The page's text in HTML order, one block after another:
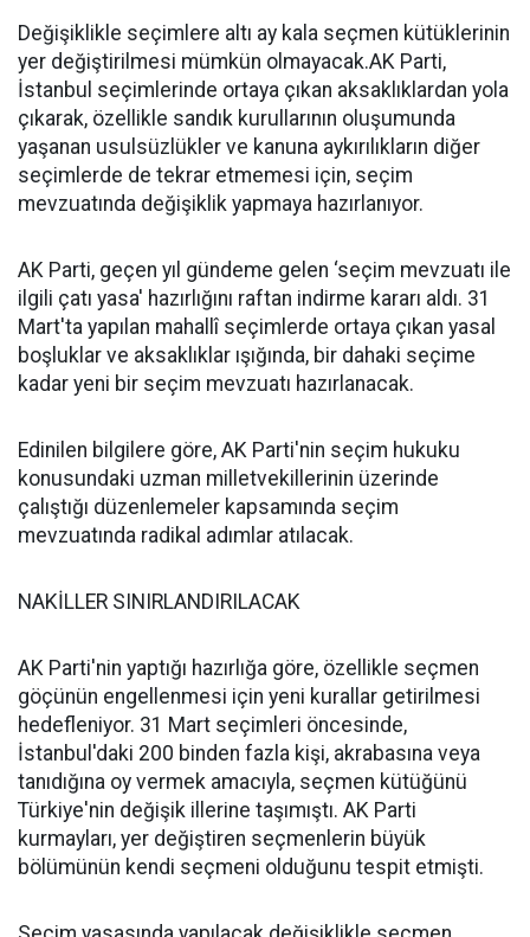
Değişiklikle seçimlere altı ay kala seçmen kütüklerinin
yer değiştirilmesi mümkün olmayacak.AK Parti,
İstanbul seçimlerinde ortaya çıkan aksaklıklardan yola
çıkarak, özellikle sandık kurullarının oluşumunda
yaşanan usulsüzlükler ve kanuna aykırılıkların diğer
seçimlerde de tekrar etmemesi için, seçim
mevzuatında değişiklik yapmaya hazırlanıyor.
AK Parti, geçen yıl gündeme gelen ‘seçim mevzuatı ile
ilgili çatı yasa' hazırlığını raftan indirme kararı aldı. 31
Mart'ta yapılan mahallî seçimlerde ortaya çıkan yasal
boşluklar ve aksaklıklar ışığında, bir dahaki seçime
kadar yeni bir seçim mevzuatı hazırlanacak.
Edinilen bilgilere göre, AK Parti'nin seçim hukuku
konusundaki uzman milletvekillerinin üzerinde
çalıştığı düzenlemeler kapsamında seçim
mevzuatında radikal adımlar atılacak.
NAKİLLER SINIRLANDIRILACAK
AK Parti'nin yaptığı hazırlığa göre, özellikle seçmen
göçünün engellenmesi için yeni kurallar getirilmesi
hedefleniyor. 31 Mart seçimleri öncesinde,
İstanbul'daki 200 binden fazla kişi, akrabasına veya
tanıdığına oy vermek amacıyla, seçmen kütüğünü
Türkiye'nin değişik illerine taşımıştı. AK Parti
kurmayları, yer değiştiren seçmenlerin büyük
bölümünün kendi seçmeni olduğunu tespit etmişti.